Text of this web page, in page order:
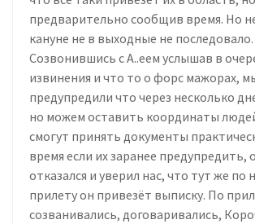
предварительно сообщив время. Но
кануне не в выходные не последовало.
Созвонившись с А..еем услышав в
извинения и что то о форс мажорах,
предупредили что через несколько
но можем оставить координаты
смогут принять документы
время если их заранее предупредить,
отказался и уверил нас, что тут же по
прилету он привезёт выписку. По
созванивались, договаривались,